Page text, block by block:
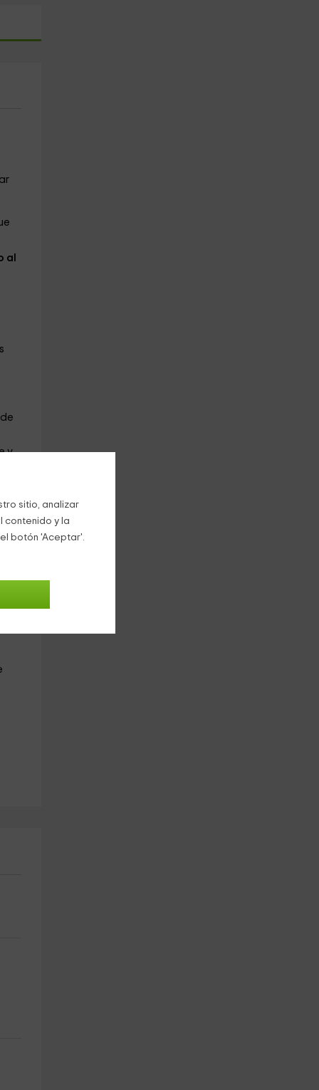
sitio, analizar
contenido y la
botón 'Aceptar'.
al
y